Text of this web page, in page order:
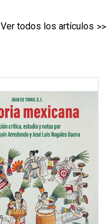
Ver todos los artículos